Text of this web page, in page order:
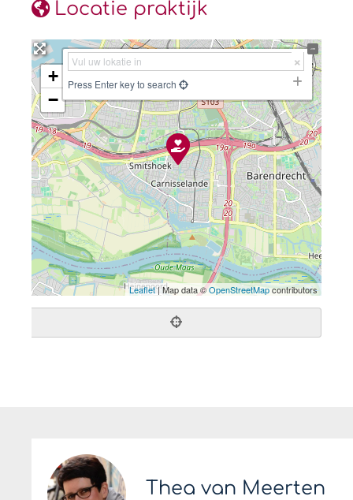
Locatie praktijk
+
−
Press Enter key to search
Leaflet| Map data ©OpenStreetMapcontributors
Thea van Meerten